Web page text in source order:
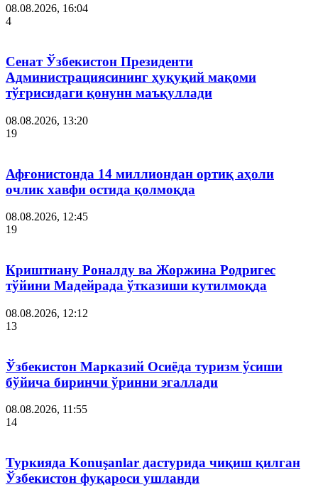
08.08.2026, 16:04
4
Сенат Ўзбекистон Президенти
Администрациясининг ҳуқуқий мақоми
тўғрисидаги қонунн маъқуллади
08.08.2026, 13:20
19
Афғонистонда 14 миллиондан ортиқ аҳоли
очлик хавфи остида қолмоқда
08.08.2026, 12:45
19
Криштиану Роналду ва Жоржина Родригес
тўйини Мадейрада ўтказиши кутилмоқда
08.08.2026, 12:12
13
Ўзбекистон Марказий Осиёда туризм ўсиши
бўйича биринчи ўринни эгаллади
08.08.2026, 11:55
14
Туркияда Konuşanlar дастурида чиқиш қилган
Ўзбекистон фуқароси ушланди